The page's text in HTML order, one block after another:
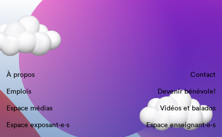
À propos
Contact
Emplois
Devenir bénévole!
Espace médias
Vidéos et balados
Espace exposant·e⋅s
Espace enseignant·e⋅s